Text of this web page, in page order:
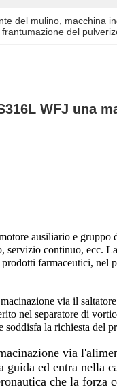
del mulino macchina
del
WFJ una
ausiliario e
servizio continuo, ecc.
farmaceutici,
via il
nel separatore di
soddisfa la richiesta del
via
ed entra nella
che la forza